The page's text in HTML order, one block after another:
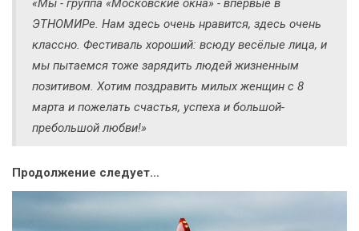
«Мы - группа «Московские окна» - впервые в
ЭТНОМИРе. Нам здесь очень нравится, здесь очень
классно. Фестиваль хороший: всюду весёлые лица, и
мы пытаемся тоже зарядить людей жизненным
позитивом. Хотим поздравить милых женщин с 8
марта и пожелать счастья, успеха и большой-
пребольшой любви!»
Продолжение следует…